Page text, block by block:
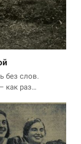
без слов.
как раз…